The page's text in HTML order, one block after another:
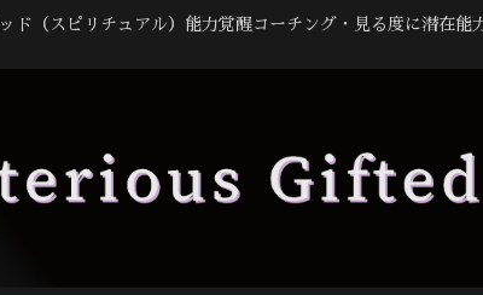
ド（スピリチュアル）能力覚醒コーチング・見る度に潜在能